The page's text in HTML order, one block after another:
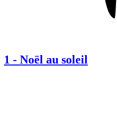
1 - Noël au soleil